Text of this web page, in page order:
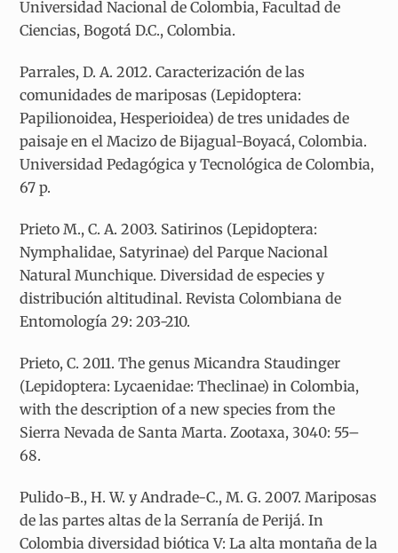
Universidad Nacional de Colombia, Facultad de
Ciencias, Bogotá D.C., Colombia.
Parrales, D. A. 2012. Caracterización de las
comunidades de mariposas (Lepidoptera:
Papilionoidea, Hesperioidea) de tres unidades de
paisaje en el Macizo de Bijagual-Boyacá, Colombia.
Universidad Pedagógica y Tecnológica de Colombia,
67 p.
Prieto M., C. A. 2003. Satirinos (Lepidoptera:
Nymphalidae, Satyrinae) del Parque Nacional
Natural Munchique. Diversidad de especies y
distribución altitudinal. Revista Colombiana de
Entomología 29: 203-210.
Prieto, C. 2011. The genus Micandra Staudinger
(Lepidoptera: Lycaenidae: Theclinae) in Colombia,
with the description of a new species from the
Sierra Nevada de Santa Marta. Zootaxa, 3040: 55–
68.
Pulido-B., H. W. y Andrade-C., M. G. 2007. Mariposas
de las partes altas de la Serranía de Perijá. In
Colombia diversidad biótica V: La alta montaña de la